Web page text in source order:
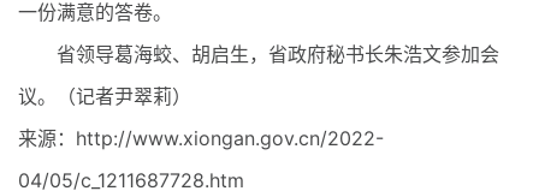
一份满意的答卷。
省领导葛海蛟、胡启生，省政府秘书长朱浩文参加会
议。（记者尹翠莉）
来源：http://www.xiongan.gov.cn/2022-
04/05/c_1211687728.htm